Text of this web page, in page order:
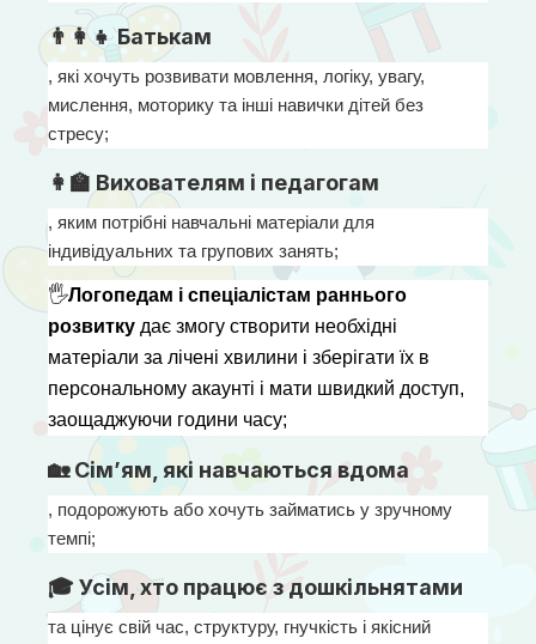
👨‍👩‍👧 Батькам
, які хочуть розвивати мовлення, логіку, увагу,
мислення, моторику та інші навички дітей без
стресу;
👩‍🏫 Вихователям і педагогам
, яким потрібні навчальні матеріали для
індивідуальних та групових занять;
🖐Логопедам і спеціалістам раннього
розвитку дає змогу створити необхідні
матеріали за лічені хвилини і зберігати їх в
персональному акаунті і мати швидкий доступ,
заощаджуючи години часу;
🏡 Сім’ям, які навчаються вдома
, подорожують або хочуть займатись у зручному
темпі;
🎓 Усім, хто працює з дошкільнятами
та цінує свій час, структуру, гнучкість і якісний